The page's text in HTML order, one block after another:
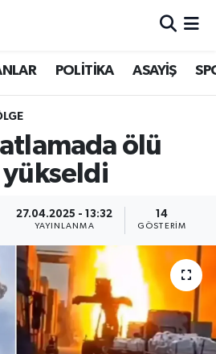
POLİTİKA ASAYİŞ
ölü
yükseldi
27.04.2025 - 13:32
YAYINLANMA
14
GÖSTERIM
ve Fikstür